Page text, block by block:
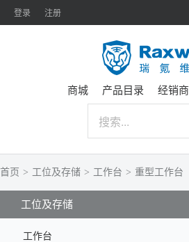
登录 注册
商城 产品目录 经销商
首页 > 工位及存储 > 工作台 > 重型工作台
工位及存储
工作台